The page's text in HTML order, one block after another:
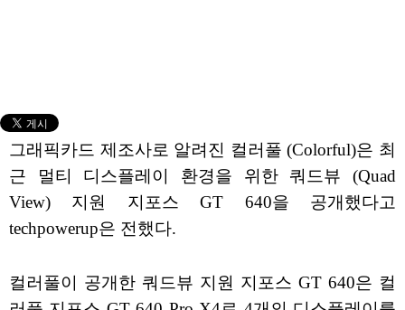
그래픽카드 제조사로 알려진 컬러풀 (Colorful)은 최
근 멀티 디스플레이 환경을 위한 쿼드뷰 (Quad
View) 지원 지포스 GT 640을 공개했다고
techpowerup은 전했다.
컬러풀이 공개한 쿼드뷰 지원 지포스 GT 640은 컬